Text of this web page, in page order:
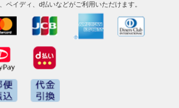
ペイディ、d払いなどがご利用いただけます。